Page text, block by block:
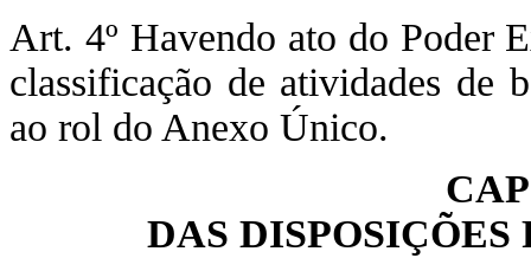
Art. 4º Havendo ato do Poder
classificação de atividades de
ao rol do Anexo Único.
DAS